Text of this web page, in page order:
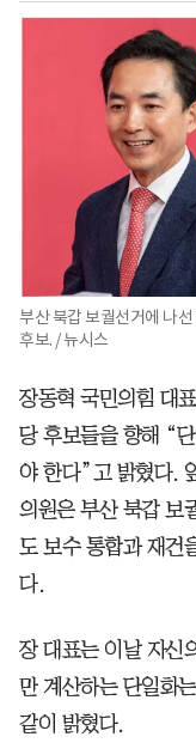
부산 북갑 보궐선거에 나
후보. / 뉴시스
장동혁 국민의힘 대
당 후보들을 향해 “
야 한다”고 밝혔다.
의원은 부산 북갑 보
도 보수 통합과 재건
다.
장 대표는 이날 자신
만 계산하는 단일화
같이 밝혔다.